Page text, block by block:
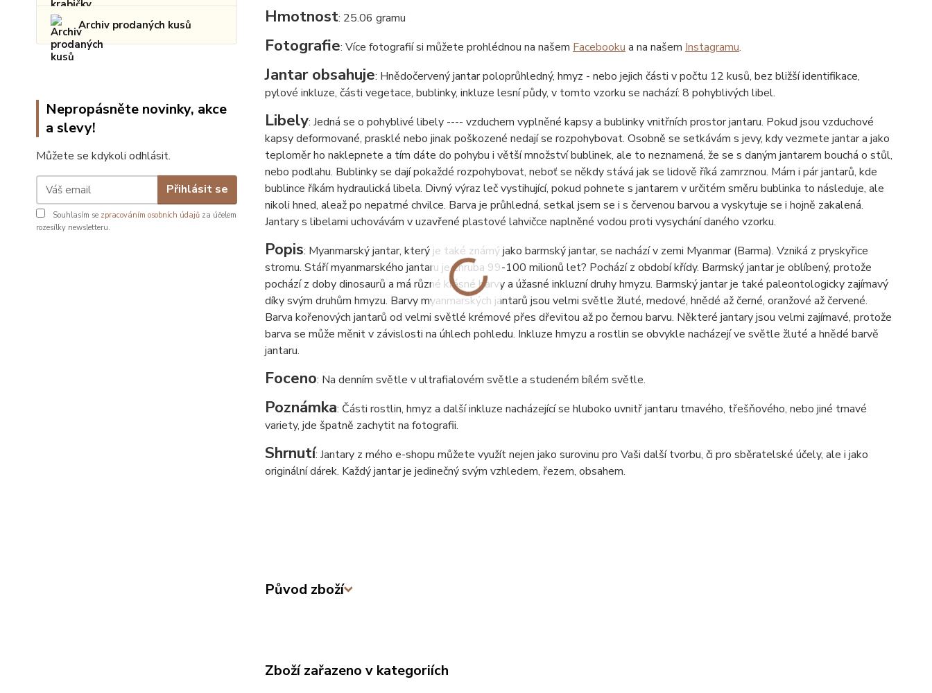
Archiv prodaných kusů
Nepropásněte novinky, akce
a slevy!
Můžete se kdykoli odhlásit.
Přihlásit se
Souhlasím se zpracováním osobních údajů za účelem
rozesílky newsletteru.
Hmotnost: 25.06 gramu
Fotografie: Více fotografií si můžete prohlédnou na našem Facebooku a na našem Instagramu.
Jantar obsahuje: Hnědočervený jantar poloprůhledný, hmyz - nebo jejich části v počtu 12 kusů, bez bližší identifikace,
pylové inkluze, části vegetace, bublinky, inkluze lesní půdy, v tomto vzorku se nachází: 8 pohyblivých libel.
Libely: Jedná se o pohyblivé libely ---- vzduchem vyplněné kapsy a bublinky vnitřních prostor jantaru. Pokud jsou vzduchové
kapsy deformované, prasklé nebo jinak poškozené nedají se rozpohybovat. Osobně se setkávám s jevy, kdy vezmete jantar a jako
teploměr ho naklepnete a tím dáte do pohybu i větší množství bublinek, ale to neznamená, že se s daným jantarem bouchá o stůl,
nebo podlahu. Bublinky se dají pokaždé rozpohybovat, neboť se někdy stává jak se lidově říká zamrznou. Mám i pár jantarů, kde
bublince říkám hydraulická libela. Divný výraz leč vystihující, pokud pohnete s jantarem v určitém směru bublinka to následuje, ale
nikoli hned, aleaž po nepatrné chvilce. Barva je průhledná, setkal jsem se i s červenou barvou a vyskytuje se i hojně zakalená.
Jantary s libelami uchovávám v uzavřené plastové lahvičce naplněné vodou proti vysychání daného vzorku.
Popis: Myanmarský jantar, který je také známý jako barmský jantar, se nachází v zemi Myanmar (Barma). Vzniká z pryskyřice
stromu. Stáří myanmarského jantaru je zhruba 99-100 milionů let? Pochází z období křídy. Barmský jantar je oblíbený, protože
pochází z doby dinosaurů a má různé krásné barvy a úžasné inkluzní druhy hmyzu. Barmský jantar je také paleontologicky zajímavý
díky svým druhům hmyzu. Barvy myanmarských jantarů jsou velmi světle žluté, medové, hnědé až černé, oranžové až červené.
Barva kořenových jantarů od velmi světlé krémové přes dřevitou až po černou barvu. Některé jantary jsou velmi zajímavé, protože
barva se může měnit v závislosti na úhlech pohledu. Inkluze hmyzu a rostlin se obvykle nacházejí ve světle žluté a hnědé barvě
jantaru.
Foceno: Na denním světle v ultrafialovém světle a studeném bílém světle.
Poznámka: Části rostlin, hmyz a další inkluze nacházející se hluboko uvnitř jantaru tmavého, třešňového, nebo jiné tmavé
variety, jde špatně zachytit na fotografii.
Shrnutí: Jantary z mého e-shopu můžete využít nejen jako surovinu pro Vaši další tvorbu, či pro sběratelské účely, ale i jako
originální dárek. Každý jantar je jedinečný svým vzhledem, řezem, obsahem.
Původ zboží
Zboží zařazeno v kategoriích